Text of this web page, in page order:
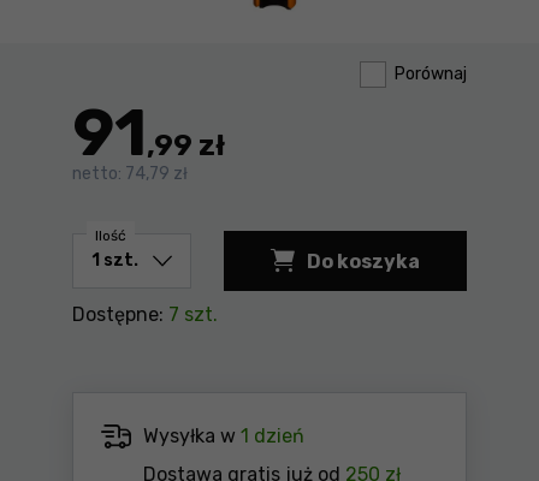
Porównaj
91,99 zł
netto: 74,79 zł
Ilość
Do koszyka
Grabie do róż
Dostępne: 7 szt.
Wysyłka w 1 dzień
Dostawa gratis już od 250 zł